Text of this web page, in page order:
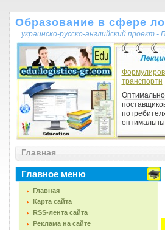
Образование в сфере
украинско-русско-английский проект
транспортн
Главная
Главное меню
Главная
Карта сайта
RSS-лента сайта
Реклама на сайте